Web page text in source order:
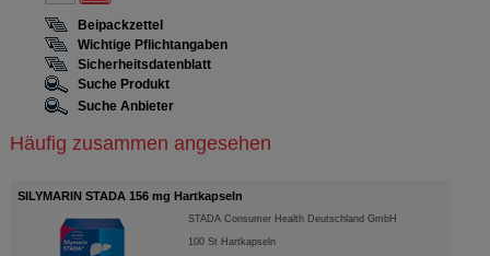
Beipackzettel
Wichtige Pflichtangaben
Sicherheitsdatenblatt
Suche Produkt
Suche Anbieter
Häufig zusammen angesehen
SILYMARIN STADA 156 mg Hartkapseln
STADA Consumer Health Deutschland GmbH
100St Hartkapseln